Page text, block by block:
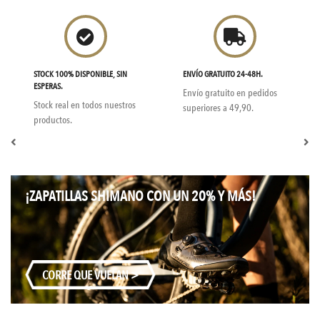
ENVÍO GRATUITO 24-48H.
Envío gratuito en pedidos
superiores a 49,90.
COMPRA PERSONALIZADA POR
Nuestro equipo de att.
¡ZAPATILLAS SHIMANO CON UN 20% Y MÁS!
CORRE QUE VUELAN >